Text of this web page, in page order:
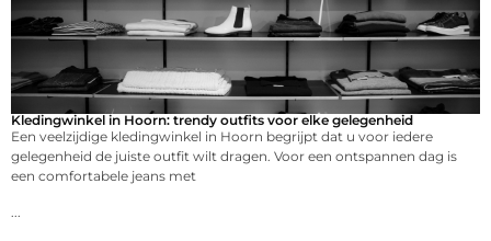
Kledingwinkel in Hoorn: trendy outfits voor elke gelegenheid
Een veelzijdige kledingwinkel in Hoorn begrijpt dat u voor iedere
gelegenheid de juiste outfit wilt dragen. Voor een ontspannen dag is
een comfortabele jeans met